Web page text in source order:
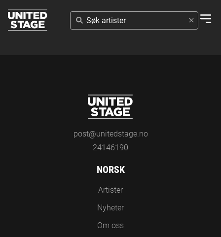
SØK
ARTISTER
post@unitedstage.no
24146190
NORSK
Artister
Nyheter
Om oss